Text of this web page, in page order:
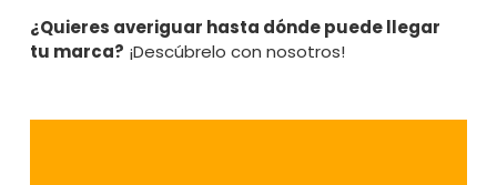
¿Quieres averiguar hasta dónde puede llegar
tu marca? ¡Descúbrelo con nosotros!